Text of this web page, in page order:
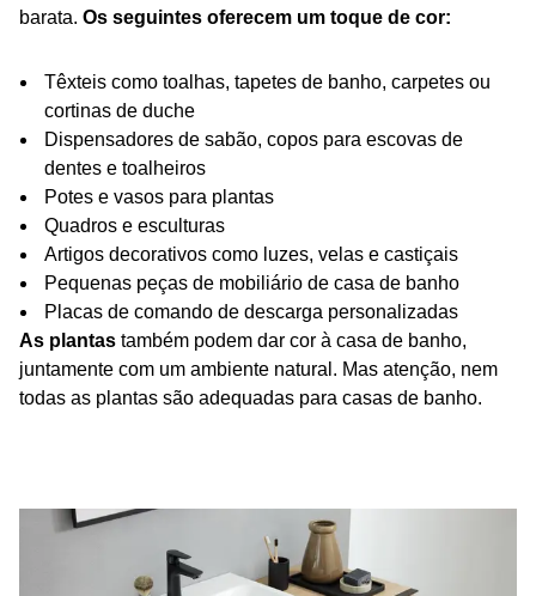
barata. Os seguintes oferecem um toque de cor:
Têxteis como toalhas, tapetes de banho, carpetes ou
cortinas de duche
Dispensadores de sabão, copos para escovas de
dentes e toalheiros
Potes e vasos para plantas
Quadros e esculturas
Artigos decorativos como luzes, velas e castiçais
Pequenas peças de mobiliário de casa de banho
Placas de comando de descarga personalizadas
As plantas também podem dar cor à casa de banho,
juntamente com um ambiente natural. Mas atenção, nem
todas as plantas são adequadas para casas de banho.